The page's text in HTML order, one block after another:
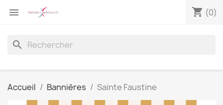
 shopping_cart (0)
search
Accueil Bannières Sainte Faustine